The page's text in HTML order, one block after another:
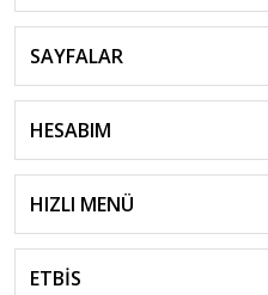
SAYFALAR
HESABIM
HIZLI MENÜ
ETBİS